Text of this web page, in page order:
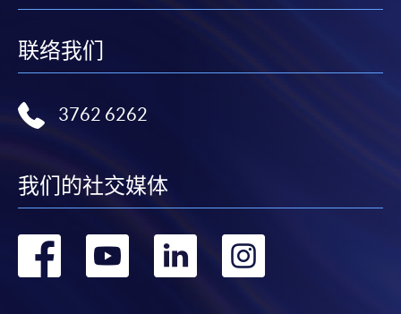
联络我们
3762 6262
我们的社交媒体
转 转 转 转